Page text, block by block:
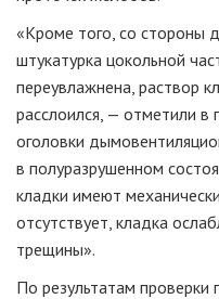
«Кроме того, со стороны
штукатурка цокольной
переувлажнена, раствор
расслоился, — отметили
оголовки
в полуразрушенном
кладки имеют
отсутствует, кладка
трещины».
По результатам